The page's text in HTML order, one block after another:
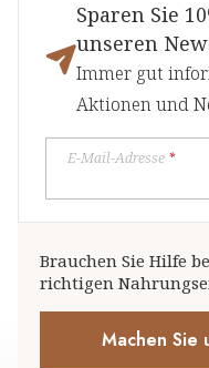
Sparen Sie
unseren
Immer gut
Aktionen und
E-Mail-Adresse *
Brauchen Sie Hilfe
richtigen
Machen Sie